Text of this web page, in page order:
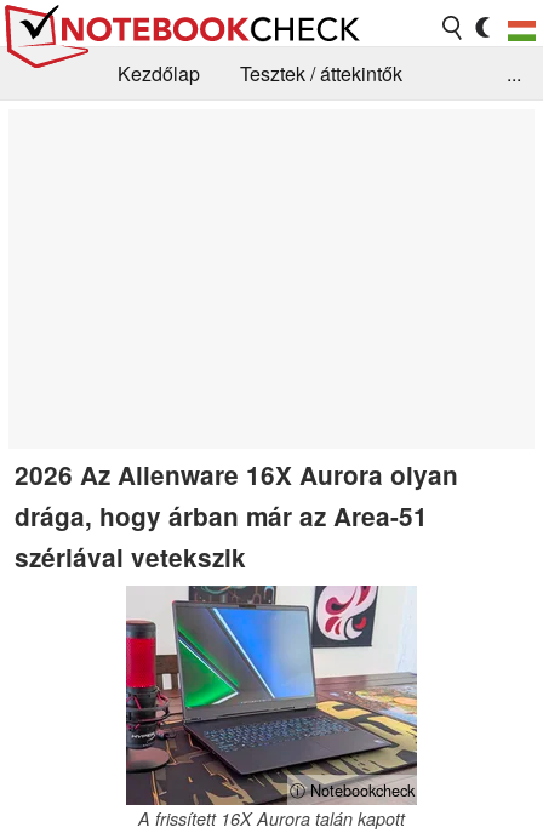
Kezdőlap
Tesztek / áttekintők
...
2026 Az Alienware 16X Aurora olyan
drága, hogy árban már az Area-51
szériával vetekszik
ⓘ Notebookcheck
A frissített 16X Aurora talán kapott